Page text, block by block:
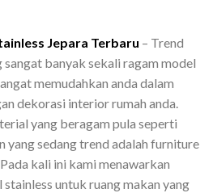
Jepara Terbaru – Trend
banyak sekali ragam model
memudahkan anda dalam
dekorasi interior rumah anda.
yang beragam pula seperti
yang sedang trend adalah furniture
kali ini kami menawarkan
untuk ruang makan yang